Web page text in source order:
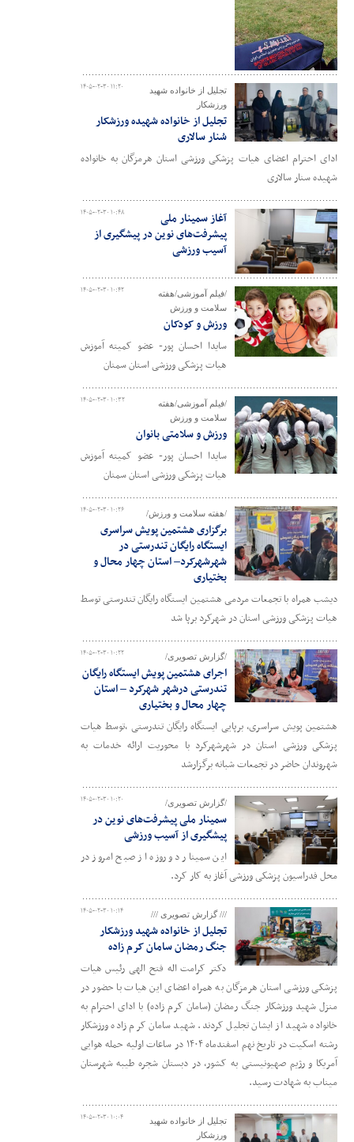
۱۴۰۵-۰۲-۳۰ ۱۱:۲۰
تجلیل از خانواده شهید
ورزشکار
تجلیل از خانواده شهیده ورزشکار
سُنار سالاری
ادای احترام اعضای هیات پزشکی ورزشی استان هرمزگان به خانواده
شهیده سنار سالاری
۱۴۰۵-۰۲-۳۰ ۱۰:۴۸
آغاز سمینار ملی
پیشرفت‌های نوین در پیشگیری از
آسیب ورزشی
۱۴۰۵-۰۲-۳۰ ۱۰:۴۲
/فیلم آموزشی/هفته
سلامت و ورزش
ورزش و کودکان
سایدا احسان پور- عضو کمیته آموزش
هیات پزشکی ورزشی استان سمنان
۱۴۰۵-۰۲-۳۰ ۱۰:۳۲
/فیلم آموزشی/هفته
سلامت و ورزش
ورزش و سلامتی بانوان
سایدا احسان پور- عضو کمیته آموزش
هیات پزشکی ورزشی استان سمنان
۱۴۰۵-۰۲-۳۰ ۱۰:۲۶ /هفته سلامت و ورزش/
برگزاری هشتمین پویش سراسری
ایستگاه رایگان تندرستی در
شهرشهرکرد– استان چهار محال و
بختیاری
دیشب همراه با تجمعات مردمی هشتمین ایستگاه رایگان تندرستی توسط
هیات پزشکی ورزشی استان در شهرکرد برپا شد
۱۴۰۵-۰۲-۳۰ ۱۰:۲۲ /گزارش تصویری/
اجرای هشتمین پویش ایستگاه رایگان
تندرستی درشهر شهرکرد – استان
چهار محال و بختیاری
هشتمین پویش سراسری، برپایی ایستگاه رایگان تندرستی ،توسط هیات
پزشکی ورزشی استان در شهرشهرکرد با محوریت ارائه خدمات به
شهروندان حاضر در تجمعات شبانه برگزارشد
۱۴۰۵-۰۲-۳۰ ۱۰:۲۰ /گزارش تصویری/
سمینار ملی پیشرفت‌های نوین در
پیشگیری از آسیب ورزشی
این سمینار دو روزه از صبح امروز در
محل فدراسیون پزشکی ورزشی آغاز به کار کرد.
۱۴۰۵-۰۲-۳۰ ۱۰:۱۴ /// گزارش تصویری ///
تجلیل از خانواده شهید ورزشکار
جنگ رمضان سامان کرم زاده
دکتر کرامت اله فتح الهی رئیس هیات
پزشکی ورزشی استان هرمزگان به همراه اعضای این هیات با حضور در
منزل شهید ورزشکار جنگ رمضان (سامان کرم زاده) با ادای احترام به
خانواده شهید از ایشان تجلیل کردند. شهید سامان کرم زاده ورزشکار
رشته اسکیت در تاریخ نهم اسفندماه ۱۴۰۴ در ساعات اولیه حمله هوایی
آمریکا و رژیم صهیونیستی به کشور، در دبستان شجره طیبه شهرستان
میناب به شهادت رسید.
۱۴۰۵-۰۲-۳۰ ۱۰:۰۴
تجلیل از خانواده شهید
ورزشکار